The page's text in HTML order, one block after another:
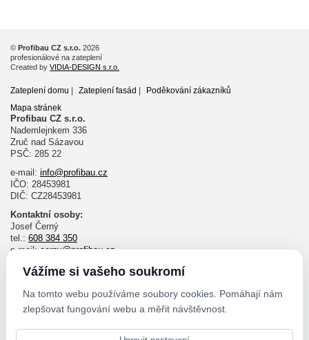
© Profibau CZ s.r.o. 2026
profesionálové na zateplení
Created by VIDIA-DESIGN s.r.o.
Zateplení domu | Zateplení fasád |
Poděkování zákazníků
Mapa stránek
Profibau CZ s.r.o.
Nademlejnkem 336
Zruč nad Sázavou
PSČ: 285 22
e-mail: info@profibau.cz
IČO: 28453981
DIČ: CZ28453981
Kontaktní osoby:
Josef Černý
tel.: 608 384 350
e-mail:cerny@profibau.cz
Ing. Pavel Velda
e-mail:velda@profibau.cz
tel.:606 030 998
Vážíme si vašeho soukromí
Na tomto webu používáme soubory cookies. Pomáhají nám
zlepšovat fungování webu a měřit návštěvnost.